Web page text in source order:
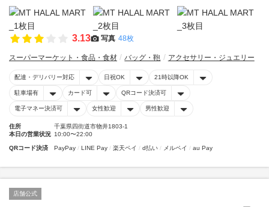
3.13 写真 48枚
スーパーマーケット・食品・食材 バッグ・鞄 アクセサリー・ジュエリー
配達・デリバリー対応 日祝OK 21時以降OK
駐車場有 カード可 QRコード決済可
電子マネー決済可 女性歓迎 男性歓迎
住所
千葉県四街道市物井1803-1
本日の営業状況 10:00〜22:00
QRコード決済 PayPay LINE Pay 楽天ペイ d払い メルペイ au Pay
店舗公式